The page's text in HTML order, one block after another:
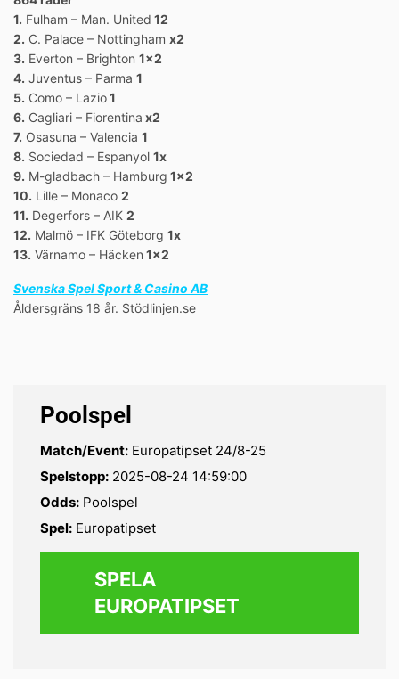
Poolspel
Match/Event: Europatipset 24/8-25
Spelstopp: 2025-08-24 14:59:00
Odds: Poolspel
Spel: Europatipset
SPELA
EUROPATIPSET
1. Fulham – Man. United 12
2. C. Palace – Nottingham x2
3. Everton – Brighton 1×2
4. Juventus – Parma 1
5. Como – Lazio1
6. Cagliari – Fiorentina x2
7. Osasuna – Valencia 1
8. Sociedad – Espanyol 1x
9. M-gladbach – Hamburg 1×2
10. Lille – Monaco 2
11. Degerfors – AIK 2
12. Malmö – IFK Göteborg 1x
13. Värnamo – Häcken 1×2
Svenska Spel Sport & Casino AB
Åldersgräns 18 år. Stödlinjen.se